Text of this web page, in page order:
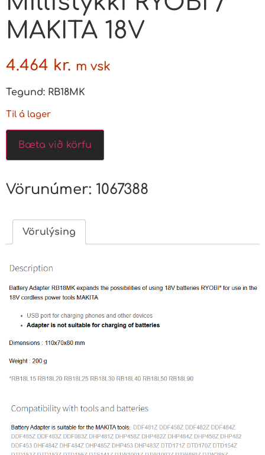
MAKITA 18V
4.464 kr. m vsk
Tegund: RB18MK
Til á lager
Bæta við körfu
Vörunúmer: 1067388
Vörulýsing